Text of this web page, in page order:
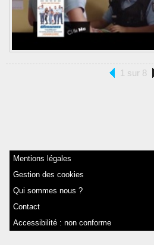
1 sur 8
Mentions légales
Gestion des cookies
Qui sommes nous ?
Contact
Accessibilité : non conforme